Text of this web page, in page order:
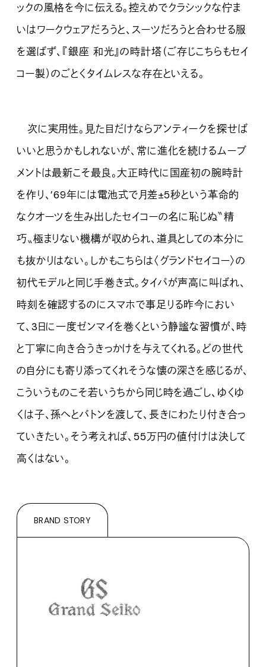
ックの風格を今に伝える。控えめでクラシックな佇ま
いはワークウェアだろうと、スーツだろうと合わせる服
を選ばず、『銀座 和光』の時計塔（ご存じこちらもセイ
コー製）のごとくタイムレスな存在といえる。
次に実用性。見た目だけならアンティークを探せば
いいと思うかもしれないが、常に進化を続けるムーブ
メントは最新こそ最良。大正時代に国産初の腕時計
を作り、’69年には電池式で月差±5秒という革命的
なクオーツを生み出したセイコーの名に恥じぬ〝精
巧〟極まりない機構が収められ、道具としての本分に
も抜かりはない。しかもこちらは〈グランドセイコー〉の
初代モデルと同じ手巻き式。タイパが声高に叫ばれ、
時刻を確認するのにスマホで事足りる昨今におい
て、3日に一度ゼンマイを巻くという静謐な習慣が、時
と丁寧に向き合うきっかけを与えてくれる。どの世代
の自分にも寄り添ってくれそうな懐の深さを感じるが、
こういうものこそ若いうちから同じ時を過ごし、ゆくゆ
くは子、孫へとバトンを渡して、長きにわたり付き合っ
ていきたい。そう考えれば、55万円の値付けは決して
高くはない。
BRAND STORY